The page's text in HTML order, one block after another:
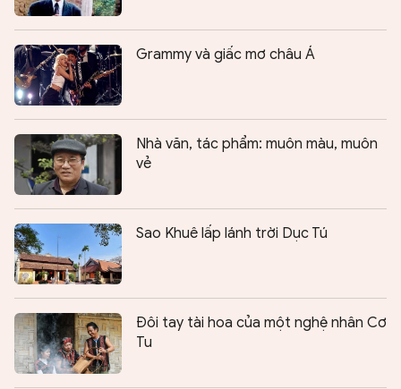
Grammy và giấc mơ châu Á
Nhà văn, tác phẩm: muôn màu, muôn
vẻ
Sao Khuê lấp lánh trời Dục Tú
Ðôi tay tài hoa của một nghệ nhân Cơ
Tu